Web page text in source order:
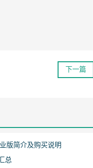
下一篇
版简介及购买说明
总